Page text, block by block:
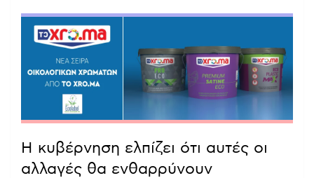
Η κυβέρνηση ελπίζει ότι αυτές οι
αλλαγές θα ενθαρρύνουν